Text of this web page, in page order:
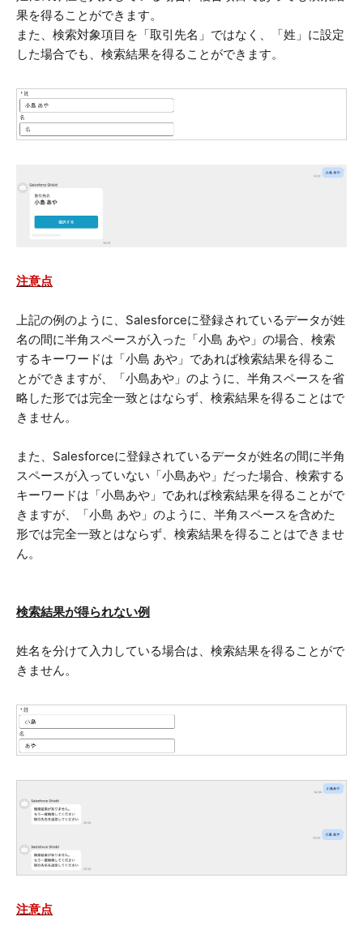
果を得ることができます。
また、検索対象項目を「取引先名」ではなく、「姓」に設定
した場合でも、検索結果を得ることができます。
注意点
上記の例のように、Salesforceに登録されているデータが姓
名の間に半角スペースが入った「小島 あや」の場合、検索
するキーワードは「小島 あや」であれば検索結果を得るこ
とができますが、「小島あや」のように、半角スペースを省
略した形では完全一致とはならず、検索結果を得ることはで
きません。
また、Salesforceに登録されているデータが姓名の間に半角
スペースが入っていない「小島あや」だった場合、検索する
キーワードは「小島あや」であれば検索結果を得ることがで
きますが、「小島 あや」のように、半角スペースを含めた
形では完全一致とはならず、検索結果を得ることはできませ
ん。
検索結果が得られない例
姓名を分けて入力している場合は、検索結果を得ることがで
きません。
注意点